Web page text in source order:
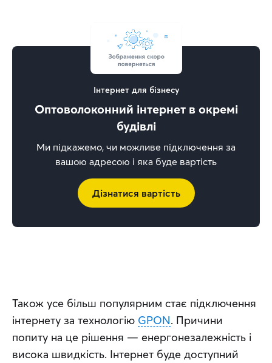
Інтернет для бізнесу
Оптоволоконний інтернет в окремі
будівлі
Ми підкажемо, чи можливе підключення за
вашою адресою і яка буде вартість
Дізнатися вартість
Також усе більш популярним стає підключення
інтернету за технологію GPON. Причини
попиту на це рішення — енергонезалежність і
висока швидкість. Інтернет буде доступний